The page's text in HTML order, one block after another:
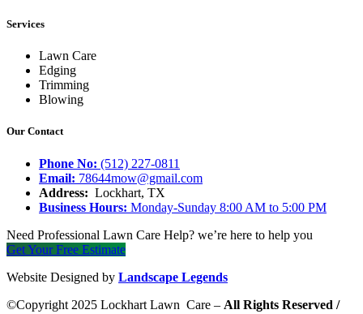
Services
Lawn Care
Edging
Trimming
Blowing
Our Contact
Phone No: (512) 227-0811
Email: 78644mow@gmail.com
Address: Lockhart, TX
Business Hours: Monday-Sunday 8:00 AM to 5:00 PM
Need Professional Lawn Care Help? we’re here to help you
Get Your Free Estimate
Website Designed by Landscape Legends
©Copyright 2025 Lockhart Lawn Care – All Rights Reserved /